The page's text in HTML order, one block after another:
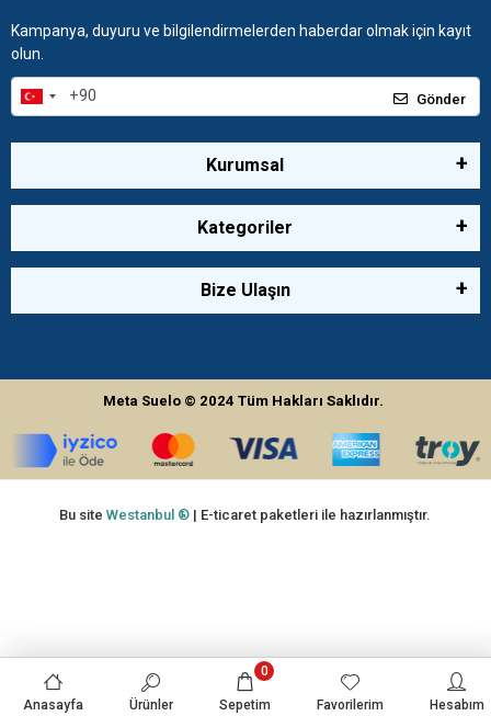
Kampanya, duyuru ve bilgilendirmelerden haberdar olmak için kayıt
olun.
Gönder
Kurumsal
Kategoriler
Bize Ulaşın
Meta Suelo © 2024Tüm Hakları Saklıdır.
Anasayfa Ürünler Sepetim
0
Favorilerim Hesabım
Bu siteWestanbul ® | E-ticaret paketleri ile hazırlanmıştır.